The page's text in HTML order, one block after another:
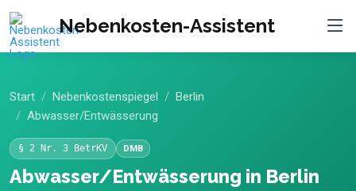
Nebenkosten-Assistent
Start Nebenkostenspiegel
Berlin
Abwasser/Entwässerung
§ 2 Nr. 3 BetrKV DMB
Abwasser/Entwässerung in Berlin